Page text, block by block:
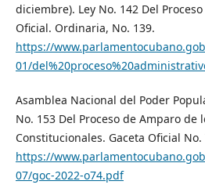
diciembre). Ley No. 142 Del
Oficial. Ordinaria, No. 139.
https://
01/
Asamblea Nacional del Poder
No. 153 Del Proceso de Amparo de
Constitucionales. Gaceta Oficial
https://
07/goc-2022-o74.pdf